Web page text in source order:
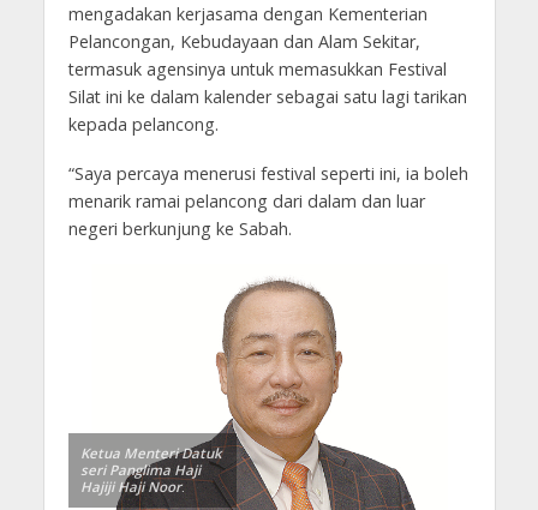
mengadakan kerjasama dengan Kementerian
Pelancongan, Kebudayaan dan Alam Sekitar,
termasuk agensinya untuk memasukkan Festival
Silat ini ke dalam kalender sebagai satu lagi tarikan
kepada pelancong.
“Saya percaya menerusi festival seperti ini, ia boleh
menarik ramai pelancong dari dalam dan luar
negeri berkunjung ke Sabah.
Ketua Menteri Datuk
seri Panglima Haji
Hajiji Haji Noor.